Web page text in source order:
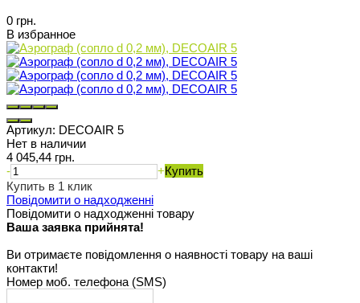
0 грн.
В избранное
Артикул: DECOAIR 5
Нет в наличии
4 045,44 грн.
-
+Купить
Купить в 1 клик
Повідомити о надходженні
Повідомити о надходженні товару
Ваша заявка прийнята!
Ви отримаєте повідомлення о наявності товару на ваші
контакти!
Номер моб. телефона (SMS)